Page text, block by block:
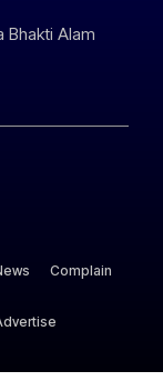
Bhakti Alam
Complain